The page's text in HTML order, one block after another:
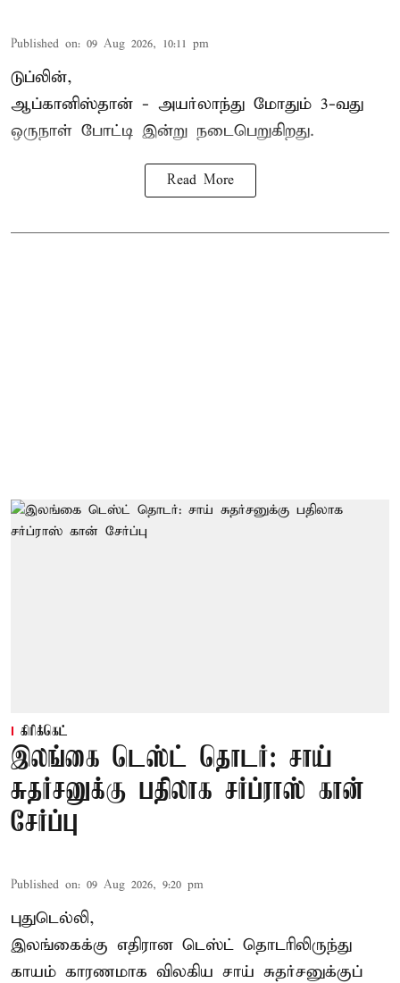
Published on: 09 Aug 2026, 10:11 pm
டுப்லின்,
ஆப்கானிஸ்தான் - அயர்லாந்து மோதும் 3-வது
ஒருநாள் போட்டி இன்று நடைபெறுகிறது.
Read More
கிரிக்கெட்
இலங்கை டெஸ்ட் தொடர்: சாய்
சுதர்சனுக்கு பதிலாக சர்ப்ராஸ் கான்
சேர்ப்பு
Published on: 09 Aug 2026, 9:20 pm
புதுடெல்லி,
இலங்கைக்கு எதிரான டெஸ்ட் தொடரிலிருந்து
காயம் காரணமாக விலகிய சாய் சுதர்சனுக்குப்